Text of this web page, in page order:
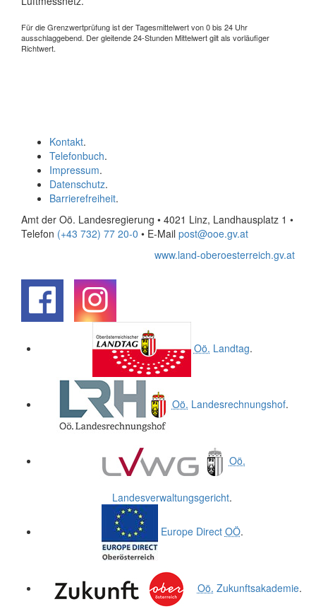
Für die Grenzwertprüfung ist der Tagesmittelwert von 0 bis 24 Uhr
ausschlaggebend. Der gleitende 24-Stunden Mittelwert gilt als vorläufiger
Richtwert.
Kontakt.
Telefonbuch.
Impressum.
Datenschutz.
Barrierefreiheit.
Amt der Oö. Landesregierung • 4021 Linz, Landhausplatz 1 •
Telefon (+43 732) 77 20-0 • E-Mail post@ooe.gv.at
www.land-oberoesterreich.gv.at
Oö. Landtag.
Oö. Landesrechnungshof.
Oö.
Landesverwaltungsgericht.
Europe Direct OÖ.
Oö. Zukunftsakademie.